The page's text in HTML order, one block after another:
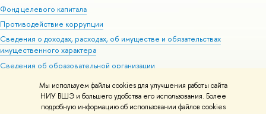
Мы используем файлы cookies для улучшения работы сайта
НИУ ВШЭ и большего удобства его использования. Более
подробную информацию об использовании файлов cookies
Фонд целевого капитала
Противодействие коррупции
Сведения о доходах, расходах, об имуществе и обязательствах
имущественного характера
Сведения об образовательной организации
Людям с ограниченными возможностями здоровья
Единая платежная страница
Работа в Вышке